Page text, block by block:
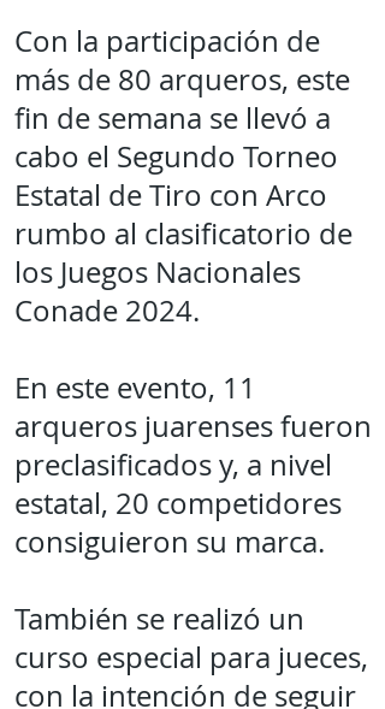
Con la participación de
más de 80 arqueros, este
fin de semana se llevó a
cabo el Segundo Torneo
Estatal de Tiro con Arco
rumbo al clasificatorio de
los Juegos Nacionales
Conade 2024.
En este evento, 11
arqueros juarenses fueron
preclasificados y, a nivel
estatal, 20 competidores
consiguieron su marca.
También se realizó un
curso especial para jueces,
con la intención de seguir